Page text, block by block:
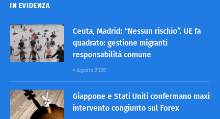
IN EVIDENZA
Ceuta, Madrid: “Nessun rischio”. UE fa
quadrato: gestione migranti
responsabilità comune
4 Agosto 2026
Giappone e Stati Uniti confermano maxi
intervento congiunto sul Forex